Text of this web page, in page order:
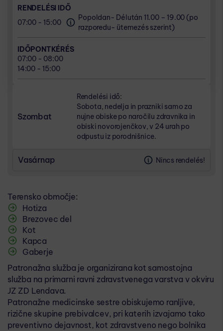
RENDELÉSI IDŐ
07:00 - 15:00
Popoldan- Délután 11.00 – 19.00 (po
razporedu- ütemezés szerint)
IDŐPONTKÉRÉS
07:00 - 08:00
14:00 - 15:00
Szombat
Rendelési idő:
Sobota, nedelja in prazniki samo za
nujne obiske po naročilu zdravnika in
obiski novorojenčkov, v 24 urah po
odpustu iz porodnišnice.
Vasárnap Nincs rendelés!
Terensko območje:
Hotiza
Brezovec del
Kot
Kapca
Gaberje
Patronažna služba je organizirana kot samostojna
služba na primarni ravni zdravstvenega varstva v okviru
JZ ZD Lendava.
Patronažne medicinske sestre obiskujemo ranljive,
rizične skupine prebivalcev, pri katerih izvajamo tako
preventivno dejavnost, kot zdravstveno nego bolnika